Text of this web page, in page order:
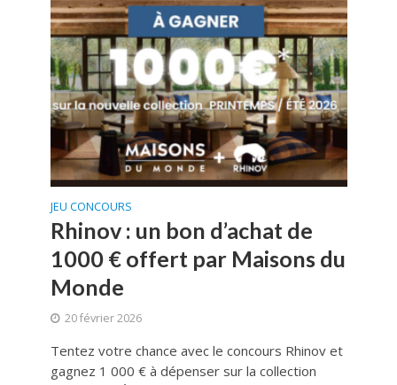
JEU CONCOURS
Rhinov : un bon d’achat de
1000 € offert par Maisons du
Monde
20 février 2026
Tentez votre chance avec le concours Rhinov et
gagnez 1 000 € à dépenser sur la collection